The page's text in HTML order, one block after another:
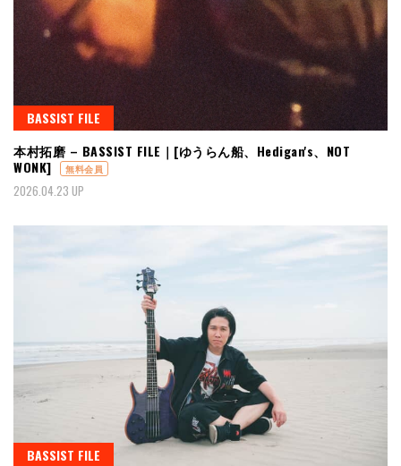
BASSIST FILE
本村拓磨 – BASSIST FILE｜[ゆうらん船、Hedigan's、NOT
WONK]
無料会員
2026.04.23 UP
BASSIST FILE